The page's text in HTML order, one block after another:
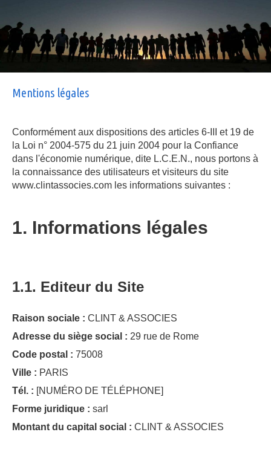
Mentions légales
Conformément aux dispositions des articles 6-III et 19 de
la Loi n° 2004-575 du 21 juin 2004 pour la Confiance
dans l'économie numérique, dite L.C.E.N., nous portons à
la connaissance des utilisateurs et visiteurs du site
www.clintassocies.com les informations suivantes :
1. Informations légales
1.1. Editeur du Site
Raison sociale : CLINT & ASSOCIES
Adresse du siège social : 29 rue de Rome
Code postal : 75008
Ville : PARIS
Tél. : [NUMÉRO DE TÉLÉPHONE]
Forme juridique : sarl
Montant du capital social : CLINT & ASSOCIES